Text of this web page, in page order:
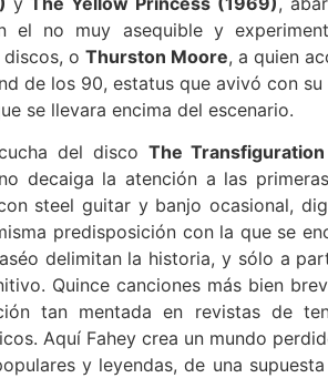
el no muy asequible y
discos, oThurston Moore, a quien
de los 90, estatus que avivó con
se llevara encima del escenario.
del disco The
decaiga la atención a las
steel guitar y banjo ocasional,
predisposición con la que se
delimitan la historia, y sólo a
Quince canciones más bien
tan mentada en revistas de
Aquí Fahey crea un mundo
y leyendas, de una